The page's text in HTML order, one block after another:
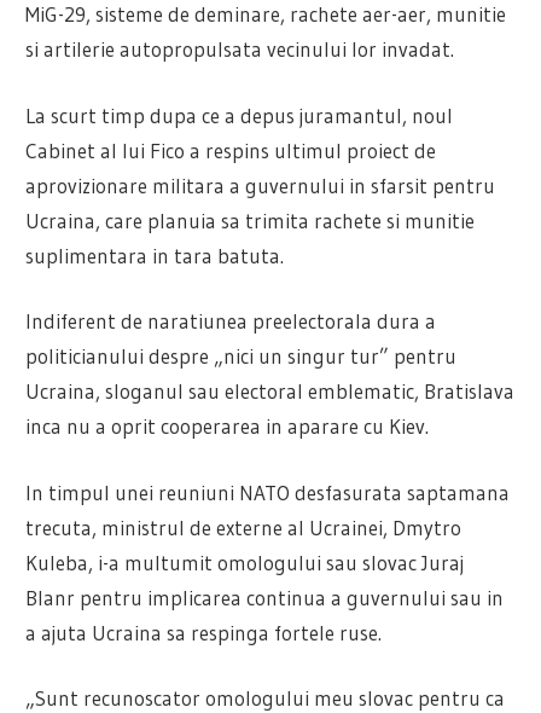
MiG-29, sisteme de deminare, rachete aer-aer, munitie
si artilerie autopropulsata vecinului lor invadat.
La scurt timp dupa ce a depus juramantul, noul
Cabinet al lui Fico a respins ultimul proiect de
aprovizionare militara a guvernului in sfarsit pentru
Ucraina, care planuia sa trimita rachete si munitie
suplimentara in tara batuta.
Indiferent de naratiunea preelectorala dura a
politicianului despre „nici un singur tur” pentru
Ucraina, sloganul sau electoral emblematic, Bratislava
inca nu a oprit cooperarea in aparare cu Kiev.
In timpul unei reuniuni NATO desfasurata saptamana
trecuta, ministrul de externe al Ucrainei, Dmytro
Kuleba, i-a multumit omologului sau slovac Juraj
Blanr pentru implicarea continua a guvernului sau in
a ajuta Ucraina sa respinga fortele ruse.
„Sunt recunoscator omologului meu slovac pentru ca